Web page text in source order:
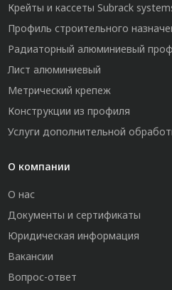
Крейты и кассеты Subrack
Профиль строительного
Радиаторный алюминиевый
Лист алюминиевый
Метрический крепеж
Конструкции из профиля
Услуги дополнительной
О компании
О нас
Документы и сертификаты
Юридическая информация
Вакансии
Вопрос-ответ